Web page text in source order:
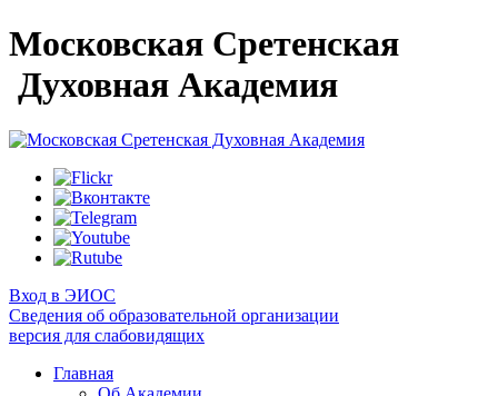
Московская Сретенская
Духовная Академия
Вход в ЭИОС
Сведения об образовательной организации
версия для слабовидящих
Главная